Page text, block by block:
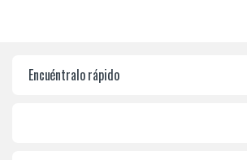
Encuéntralo rápido